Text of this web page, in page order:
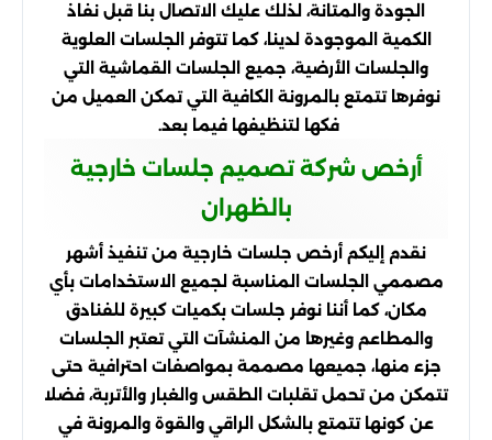
الجودة والمتانة، لذلك عليك الاتصال بنا قبل نفاذ
الكمية الموجودة لدينا، كما تتوفر الجلسات العلوية
والجلسات الأرضية، جميع الجلسات القماشية التي
نوفرها تتمتع بالمرونة الكافية التي تمكن العميل من
فكها لتنظيفها فيما بعد.
أرخص شركة تصميم جلسات خارجية
بالظهران
نقدم إليكم أرخص جلسات خارجية من تنفيذ أشهر
مصممي الجلسات المناسبة لجميع الاستخدامات بأي
مكان، كما أننا نوفر جلسات بكميات كبيرة للفنادق
والمطاعم وغيرها من المنشآت التي تعتبر الجلسات
جزء منها، جميعها مصممة بمواصفات احترافية حتى
تتمكن من تحمل تقلبات الطقس والغبار والأتربة، فضلا
عن كونها تتمتع بالشكل الراقي والقوة والمرونة في